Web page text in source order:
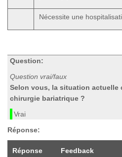
Nécessite une
Question:
Question vrai/faux
Selon vous, la situation actuelle
chirurgie bariatrique ?
Vrai
Réponse:
Réponse
Feedback